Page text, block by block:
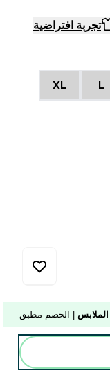
تجربة افتراضية
L
XL
| الخصم مطبق